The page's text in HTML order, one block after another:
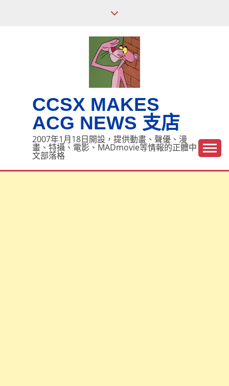
CCSX MAKES
ACG NEWS 支店
2007年1月18日開設，提供動畫、聲優、漫
畫、特攝、電影、MADmovie等情報的正體中
文部落格